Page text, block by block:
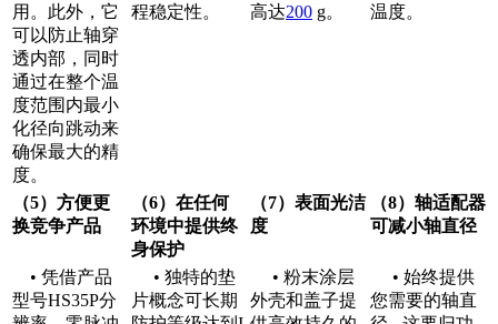
用。此外，它
可以防止轴穿
透内部，同时
通过在整个温
度范围内最小
化径向跳动来
确保最大的精
度。
程稳定性。
高达200 g。
温度。
（5）方便更
换竞争产品
（6）在任何
环境中提供终
身保护
（7）表面光洁
度
（8）轴适配器
可减小轴直径
• 凭借产品
型号HS35P分
• 独特的垫
片概念可长期
• 粉末涂层
外壳和盖子提
• 始终提供
您需要的轴直